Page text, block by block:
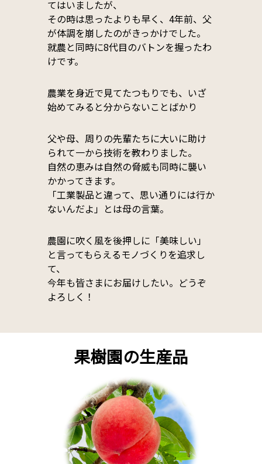
てはいましたが、
その時は思ったよりも早く、4年前、父
が体調を崩したのがきっかけでした。
就農と同時に8代目のバトンを握ったわ
けです。
農業を身近で見てたつもりでも、いざ
始めてみると分からないことばかり
父や母、周りの先輩たちに大いに助け
られて一から技術を教わりました。
自然の恵みは自然の脅威も同時に襲い
かかってきます。
「工業製品と違って、思い通りには行か
ないんだよ」とは母の言葉。
農園に吹く風を後押しに「美味しい」
と言ってもらえるモノづくりを追求し
て、
今年も皆さまにお届けしたい。どうぞ
よろしく！
果樹園の生産品